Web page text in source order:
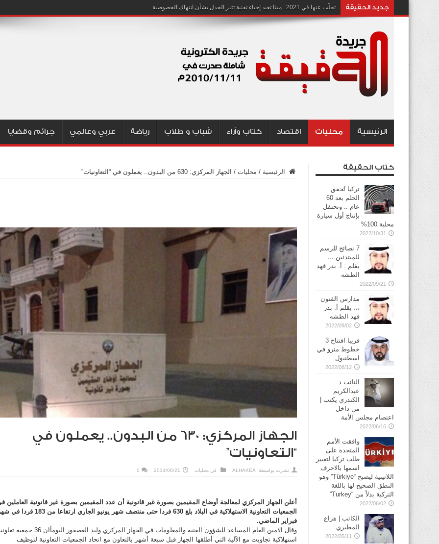
جديد الحقيقة تخلّت عنها في 2021.. ميتا تعيد إحياء تقنية تثير الجدل بشأن انتهاك الخصوصية
الرئيسية محليات اقتصاد كتاب وآراء شباب و طلاب رياضة عربي وعالمي جرائم وقضايا
الرئيسية / محليات / الجهاز المركزي: 630 من البدون.. يعملون في “التعاونيات”
الجهاز المركزي: 630 من البدون.. يعملون في
“التعاونيات”
نشرت بواسطة: ALHAKEA في محليات 2014/06/21
0
أعلن الجهاز المركزي لمعالجة أوضاع المقيمين بصورة غير قانونية أن عدد المقيمين بصورة غير قانونية العاملين
الجمعيات التعاونية الاستهلاكية في البلاد بلغ 630 فردا حتى منتصف شهر يونيو الجاري ارتفاعا من 183
فبراير الماضي.
وقال الامين العام المساعد للشؤون الفنية والمعلومات في الجهاز المركزي وليد العصفور اليومأان 36
استهلاكية تجاوبت مع الآلية التي أطلقها الجهاز قبل سبعة أشهر بالتعاون مع اتحاد الجمعيات التعاونية لتوظيف
كتاب الحقيقة
تركيا تُحقق
الحلم بعد 60
عام .. وتحتفل
بإنتاج أول سيارة
محلية 100%
2022/10/31
7 نصائح للرسم
للمبتدئين ،،،
بقلم : أ. بدر فهد
الطشه
2022/09/21
مدارس الفنون
،،، بقلم أ. بدر
فهد الطشه
2022/09/02
قريبا افتتاح 3
خطوط مترو في
2022/08/12
النائب د.
عبدالكريم
الكندري يكتب |
من داخل
اعتصام مجلس الأمة
2022/06/16
وافقت الأمم
المتحدة على
طلب تركيا لتغيير
اسمها بالاحرف
اللاتينية ليصبح “Türkiye” وهو
النطق الصحيح لها باللغة
التركية بدلاً من “Turkey”
2022/06/02
الكاتب | هزاع
المطيري
2022/05/11